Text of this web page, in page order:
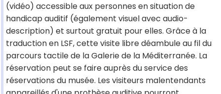
(vidéo) accessible aux personnes en situation de
handicap auditif (également visuel avec audio-
description) et surtout gratuit pour elles. Grâce à la
traduction en LSF, cette visite libre déambule au fil du
parcours tactile de la Galerie de la Méditerranée. La
réservation peut se faire auprès du service des
réservations du musée. Les visiteurs malentendants